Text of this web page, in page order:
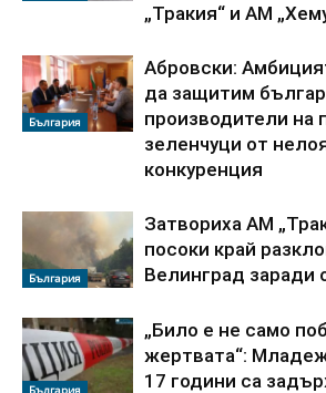
„Тракия“ и АМ
България
Абровски:
да защитим
производители на
зеленчуци от
конкуренция
България
Затвориха АМ
посоки край
Велинград заради
България
„Било е не само
жертвата“:
17 години са